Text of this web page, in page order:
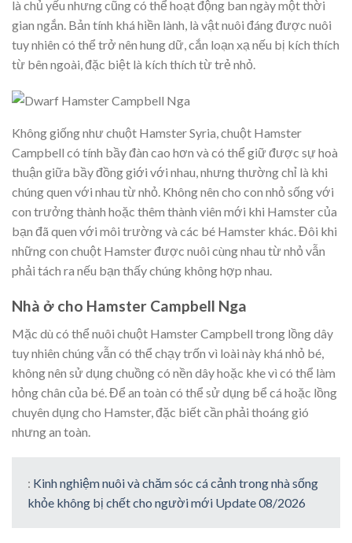
là chủ yếu nhưng cũng có thể hoạt động ban ngày một thời
gian ngắn. Bản tính khá hiền lành, là vật nuôi đáng được nuôi
tuy nhiên có thể trở nên hung dữ, cắn loạn xạ nếu bị kích thích
từ bên ngoài, đặc biệt là kích thích từ trẻ nhỏ.
Không giống như chuột Hamster Syria, chuột Hamster
Campbell có tính bầy đàn cao hơn và có thể giữ được sự hoà
thuận giữa bầy đồng giới với nhau, nhưng thường chỉ là khi
chúng quen với nhau từ nhỏ. Không nên cho con nhỏ sống với
con trưởng thành hoặc thêm thành viên mới khi Hamster của
bạn đã quen với môi trường và các bé Hamster khác. Đôi khi
những con chuột Hamster được nuôi cùng nhau từ nhỏ vẫn
phải tách ra nếu bạn thấy chúng không hợp nhau.
Nhà ở cho Hamster Campbell Nga
Mặc dù có thể nuôi chuột Hamster Campbell trong lồng dây
tuy nhiên chúng vẫn có thể chạy trốn vì loài này khá nhỏ bé,
không nên sử dụng chuồng có nền dây hoặc khe vì có thể làm
hỏng chân của bé. Để an toàn có thể sử dụng bể cá hoặc lồng
chuyên dụng cho Hamster, đặc biết cần phải thoáng gió
nhưng an toàn.
: Kinh nghiệm nuôi và chăm sóc cá cảnh trong nhà sống
khỏe không bị chết cho người mới Update 08/2026